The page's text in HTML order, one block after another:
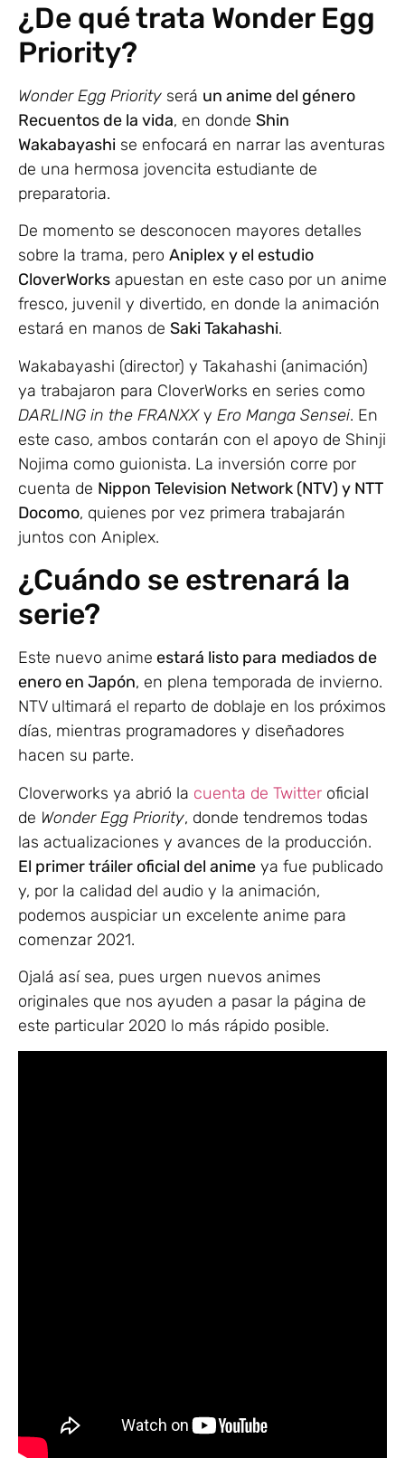
¿De qué trata Wonder Egg
Priority?
Wonder Egg Priority será un anime del género
Recuentos de la vida, en donde Shin
Wakabayashi se enfocará en narrar las aventuras
de una hermosa jovencita estudiante de
preparatoria.
De momento se desconocen mayores detalles
sobre la trama, pero Aniplex y el estudio
CloverWorks apuestan en este caso por un anime
fresco, juvenil y divertido, en donde la animación
estará en manos de Saki Takahashi.
Wakabayashi (director) y Takahashi (animación)
ya trabajaron para CloverWorks en series como
DARLING in the FRANXXy Ero Manga Sensei. En
este caso, ambos contarán con el apoyo de Shinji
Nojima como guionista. La inversión corre por
cuenta de Nippon Television Network (NTV) y NTT
Docomo, quienes por vez primera trabajarán
juntos con Aniplex.
¿Cuándo se estrenará la
serie?
Este nuevo anime estará listo para mediados de
enero en Japón, en plena temporada de invierno.
NTV ultimará el reparto de doblaje en los próximos
días, mientras programadores y diseñadores
hacen su parte.
Cloverworks ya abrió la cuenta de Twitter oficial
de Wonder Egg Priority, donde tendremos todas
las actualizaciones y avances de la producción.
El primer tráiler oficial del anime ya fue publicado
y, por la calidad del audio y la animación,
podemos auspiciar un excelente anime para
comenzar 2021.
Ojalá así sea, pues urgen nuevos animes
originales que nos ayuden a pasar la página de
este particular 2020 lo más rápido posible.